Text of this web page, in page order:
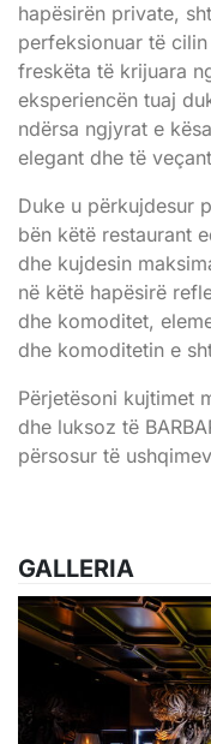
hapësirën private,
perfeksionuar të
freskëta të krijuara
eksperiencën tuaj
ndërsa ngjyrat e
elegant dhe të
Duke u përkujdesur
bën këtë restaurant
dhe kujdesin
në këtë hapësirë
dhe komoditet,
dhe komoditetin e
Përjetësoni kujtimet
dhe luksoz të
përsosur të
GALLERIA